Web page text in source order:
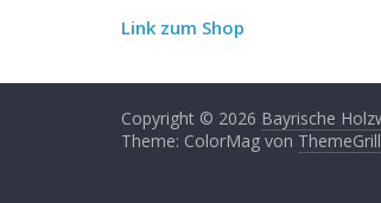
Link zum Shop
Copyright © 2026 Bayrische
Theme: ColorMag von ThemeGrill